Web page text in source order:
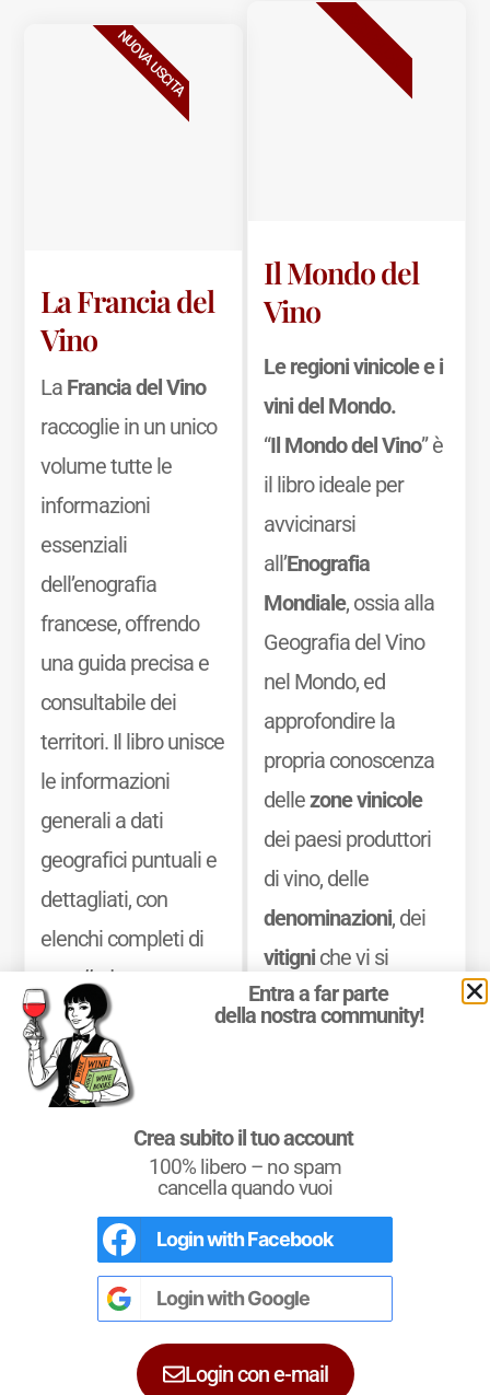
La Francia del
Vino
La Francia del Vino
raccoglie in un unico
volume tutte le
informazioni
essenziali
dell’enografia
francese, offrendo
una guida precisa e
consultabile dei
territori. Il libro unisce
le informazioni
generali a dati
geografici puntuali e
dettagliati, con
elenchi completi di
appellations,
dénominations
classements
una sintesi chiara
delle principali
caratteristiche
organolettiche dei
vini delle diverse
Mostra di più
NUOVA USCITA
Il Mondo del
Vino
Le regioni vinicole e i
vini del Mondo.
“Il Mondo del Vino” è
il libro ideale per
avvicinarsi
all’Enografia
Mondiale, ossia alla
Geografia del Vino
nel Mondo, ed
approfondire la
propria conoscenza
dellezone vinicole
dei paesi produttori
di vino, delle
denominazioni, dei
vitigniche vi si
coltivano e dei
che vi si producono.
BESTSELLER
Conoscere i Vitigni
Il Libro di Quattrocalici dedicato ai vitigni
italiani e internazionali.
450 Vitigni d’Italia e del Mondo con i loro
Entra a far parte
della nostra community!
Crea subito il tuo account
100% libero – no spam
cancella quando vuoi
Login withFacebook
Login withGoogle
Login con e-mail